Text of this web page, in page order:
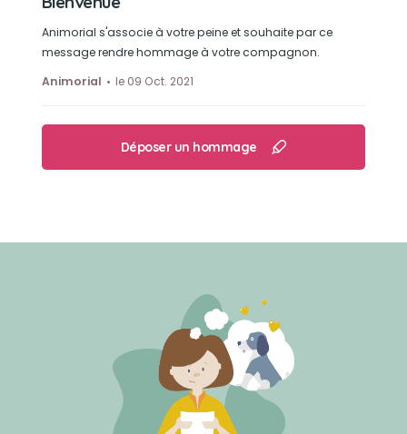
Animorial s'associe à votre peine et souhaite par ce
message rendre hommage à votre compagnon.
Animorial
le 09 Oct. 2021
Déposer un hommage